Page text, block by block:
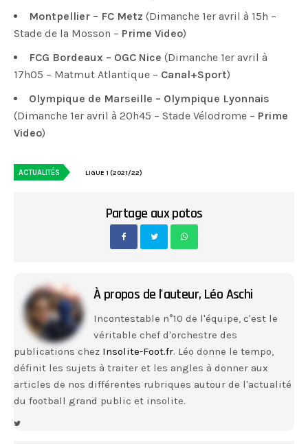
Montpellier – FC Metz (Dimanche 1er avril à 15h –
Stade de la Mosson – Prime Video)
FCG Bordeaux – OGC Nice (Dimanche 1er avril à
17h05 – Matmut Atlantique – Canal+Sport)
Olympique de Marseille – Olympique Lyonnais
(Dimanche 1er avril à 20h45 – Stade Vélodrome – Prime
Video)
ACTUALITÉS LIGUE 1 (2021/22)
Partage aux potos
À propos de l'auteur, Léo Aschi
Incontestable n°10 de l'équipe, c'est le
véritable chef d'orchestre des
publications chez Insolite-Foot.fr. Léo donne le tempo,
définit les sujets à traiter et les angles à donner aux
articles de nos différentes rubriques autour de l'actualité
du football grand public et insolite.